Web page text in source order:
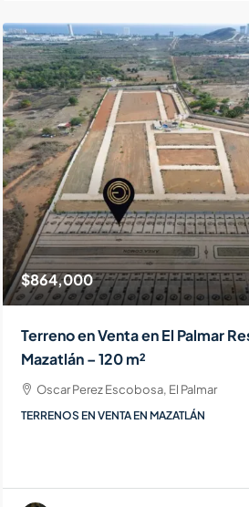
$864,000
Terreno en Venta en El Palmar
Mazatlán – 120 m²
Oscar Perez Escobosa, El Palmar
TERRENOS EN VENTA EN MAZATLÁN